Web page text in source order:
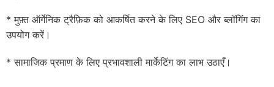
* मुफ़्त ऑर्गेनिक ट्रैफ़िक को आकर्षित करने के लिए SEO और ब्लॉगिंग का
उपयोग करें।
* सामाजिक प्रमाण के लिए प्रभावशाली मार्केटिंग का लाभ उठाएँ।